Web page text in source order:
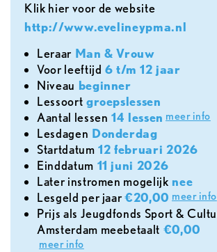
Klik hier voor de website
http://www.evelineypma.nl
leraarMan & Vrouw
voor leeftijd 6 t/m 12 jaar
Niveau beginner
lessoort groepslessen
aantal lessen 14 lessen meer info
lesdagen Donderdag
Startdatum 12 februari 2026
Einddatum 11 juni 2026
later instromen mogelijk nee
lesgeld per jaar€20,00 meer info
Prijs als Jeugdfonds Sport & Cultuur
Amsterdam meebetaalt €0,00
meer info